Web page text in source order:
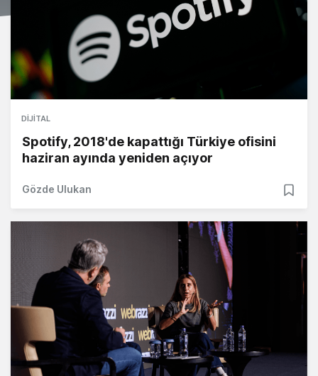
DIJITAL
Spotify, 2018'de kapattığı Türkiye ofisini
haziran ayında yeniden açıyor
Gözde Ulukan